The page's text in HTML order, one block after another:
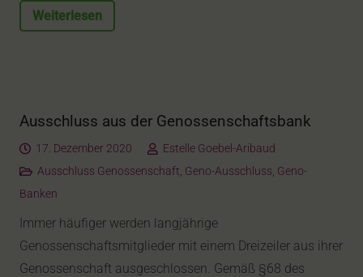
Weiterlesen
Ausschluss aus der Genossenschaftsbank
17. Dezember 2020
Estelle Goebel-Aribaud
Ausschluss Genossenschaft, Geno-Ausschluss, Geno-
Banken
Immer häufiger werden langjährige
Genossenschaftsmitglieder mit einem Dreizeiler aus ihrer
Genossenschaft ausgeschlossen. Gemäß §68 des